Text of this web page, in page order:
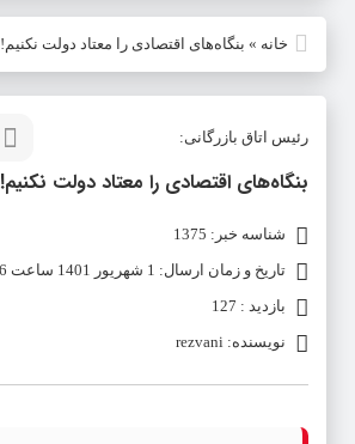
خانه » بنگاه‌های اقتصادی را معتاد دولت نکنیم!
رئیس اتاق بازرگانی:
بنگاه‌های اقتصادی را معتاد دولت نکنیم!
شناسه خبر: 1375
تاریخ و زمان ارسال: 1 شهریور 1401 ساعت 03:26
بازدید : 127
نویسنده: rezvani